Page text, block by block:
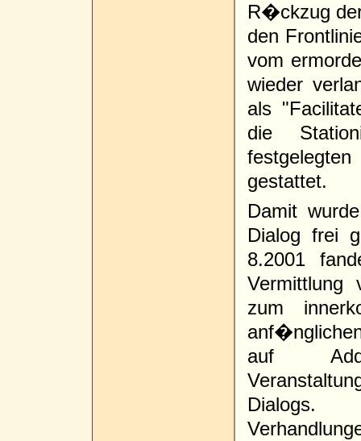
R�ckzug
den
vom
wieder
als
die
gestattet.
Damit
Dialog frei
8.2001
zum
auf
Dialogs.